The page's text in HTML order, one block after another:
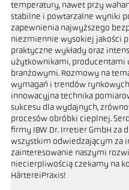
temperatury, nawet przy
stabilne i powtarzalne wyniki
zapewnienia najwyższego
niezmiennie wysokiej jakości
praktyczne wykłady oraz
użytkownikami, producentami
branżowymi. Rozmowy na
wymagań i trendów rynkowych
innowacyjna technika
sukcesu dla wydajnych,
procesów obróbki cieplnej.
firmy IBW Dr. Irretier GmbH za
wszystkim odwiedzającym za
zainteresowanie naszymi
niecierpliwością czekamy na
HärtereiPraxis!